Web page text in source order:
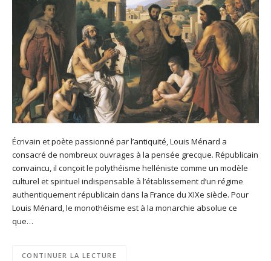
Écrivain et poète passionné par l’antiquité, Louis Ménard a
consacré de nombreux ouvrages à la pensée grecque. Républicain
convaincu, il conçoit le polythéisme helléniste comme un modèle
culturel et spirituel indispensable à l’établissement d’un régime
authentiquement républicain dans la France du XIXe siècle. Pour
Louis Ménard, le monothéisme est à la monarchie absolue ce
que…
CONTINUER LA LECTURE